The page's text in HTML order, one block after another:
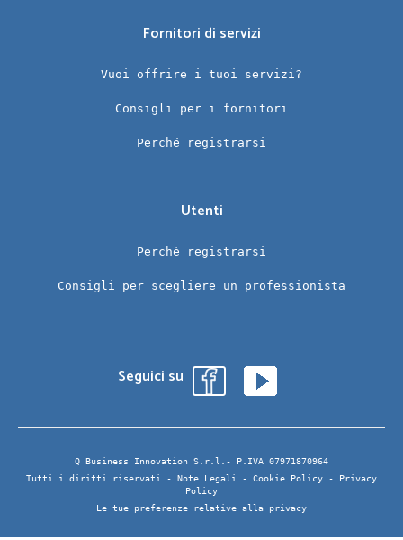
Fornitori di servizi
Vuoi offrire i tuoi servizi?
Consigli per i fornitori
Perché registrarsi
Utenti
Perché registrarsi
Consigli per scegliere un professionista
Seguici su
Q Business Innovation S.r.l.- P.IVA 07971870964
Tutti i diritti riservati - Note Legali - Cookie Policy -
Privacy
Policy
Le tue preferenze relative alla privacy